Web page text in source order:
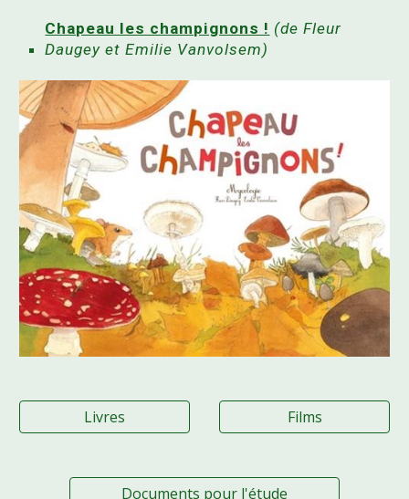
Chapeau les champignons ! (deFleur
Daugey etEmilie Vanvolsem)
Livres Films
Documents pour l'étude